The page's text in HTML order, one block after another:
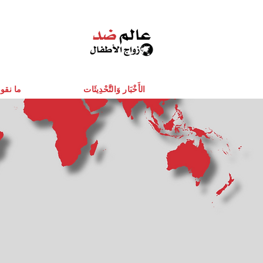
ما الأَخْبَار وَالتَّحْدِيثَات